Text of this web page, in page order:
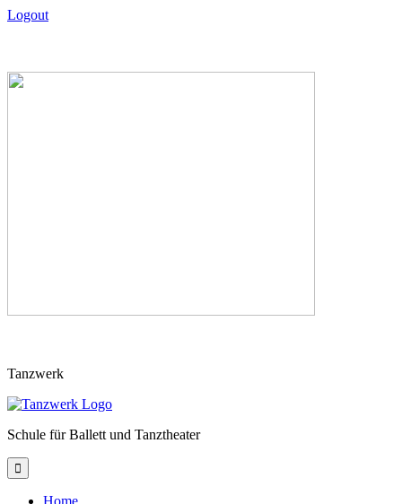
Logout
to
Tanzwerk
Schule für Ballett und Tanztheater

Home